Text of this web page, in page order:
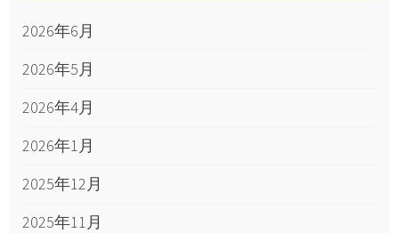
2026年6月
2026年5月
2026年4月
2026年1月
2025年12月
2025年11月